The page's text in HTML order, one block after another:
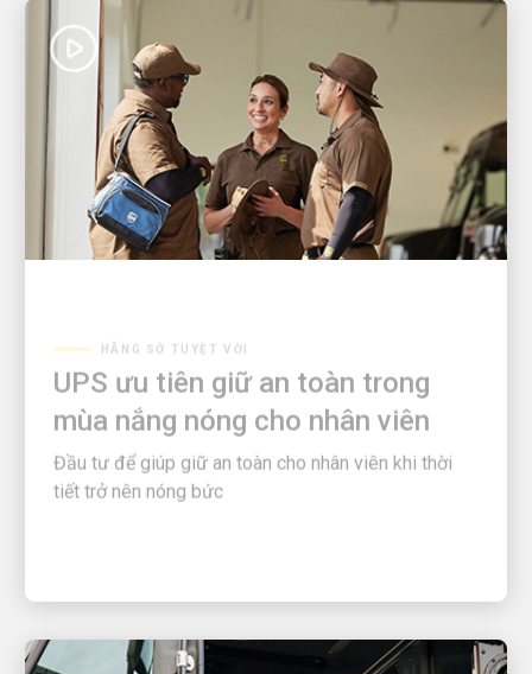
UPS ưu tiên giữ an toàn trong
mùa nắng nóng cho nhân viên
Đầu tư để giúp giữ an toàn cho nhân viên khi thời
tiết trở nên nóng bức